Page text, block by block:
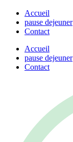
Accueil
pause dejeuner
Contact
Accueil
pause dejeuner
Contact